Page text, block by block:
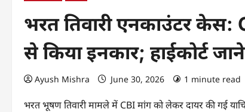
भरत तिवारी एनकाउंटर केस:
से किया इनकार; हाईकोर्ट
Ayush Mishra June 30, 2026 1 minute read
भरत भूषण तिवारी मामले में CBI मांग को लेकर दायर की गई